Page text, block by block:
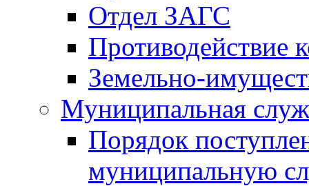
Отдел ЗАГС
Противодействие
Земельно-
Муниципальная
Порядок
муниципальную